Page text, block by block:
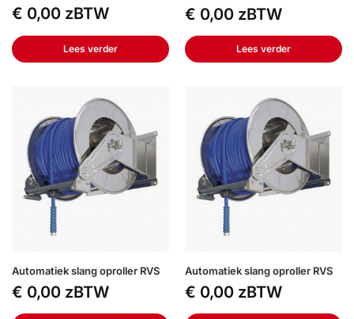
€ 0,00 zBTW
Lees verder
€ 0,00 zBTW
Lees verder
Automatiek slang oproller RVS
€ 0,00 zBTW
Automatiek slang oproller RVS
€ 0,00 zBTW